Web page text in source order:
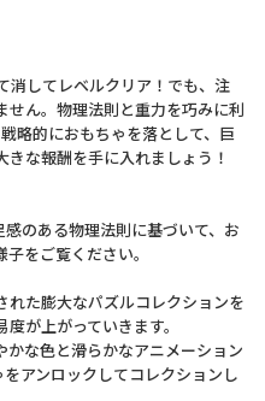
消してレベルクリア！でも、注
せん。物理法則と重力を巧みに利
略的におもちゃを落として、巨
な報酬を手に入れましょう！
のある物理法則に基づいて、お
をご覧ください。
れた膨大なパズルコレクションを
が上がっていきます。
かな色と滑らかなアニメーション
アンロックしてコレクションし